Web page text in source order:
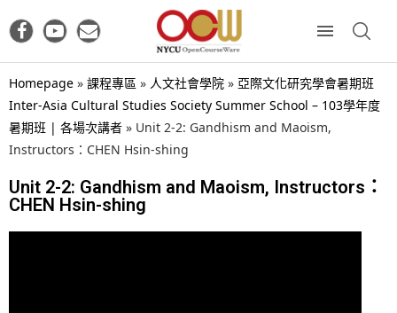
Homepage » 課程專區 » 人文社會學院 » 亞際文化研究學會暑期班
Inter-Asia Cultural Studies Society Summer School – 103學年度
暑期班 | 各場次講者 » Unit 2-2: Gandhism and Maoism,
Instructors：CHEN Hsin-shing
Unit 2-2: Gandhism and Maoism, Instructors：
CHEN Hsin-shing